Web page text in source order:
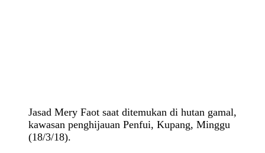
Jasad Mery Faot saat ditemukan di hutan gamal,
kawasan penghijauan Penfui, Kupang, Minggu
(18/3/18).